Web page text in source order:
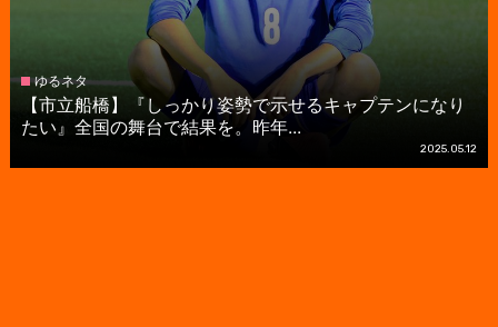
ゆるネタ
【市立船橋】『しっかり姿勢で示せるキャプテンになり
たい』全国の舞台で結果を。昨年...
2025.05.12